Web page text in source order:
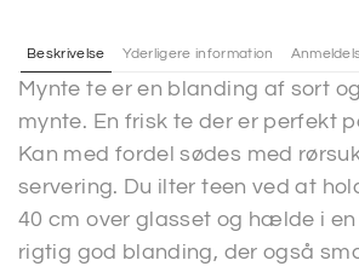
Beskrivelse Yderligere information
Mynte te er en blanding af sort
mynte. En frisk te der er perfekt
Kan med fordel sødes med
servering. Du ilter teen ved at
40 cm over glasset og hælde i en
rigtig god blanding, der også